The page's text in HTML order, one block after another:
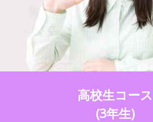
高校生コース
(3年生)